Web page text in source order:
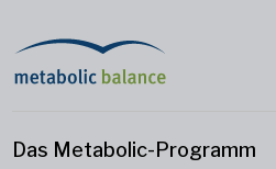
Das Metabolic-Programm